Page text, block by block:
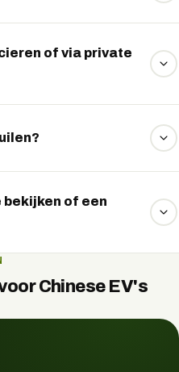
en belading.
of via private
vrijblijvend de
vrijblijvende inruilindicatie.
bekijken of een
WhatsApp naar de
een bezichtiging of
Chinese EV's